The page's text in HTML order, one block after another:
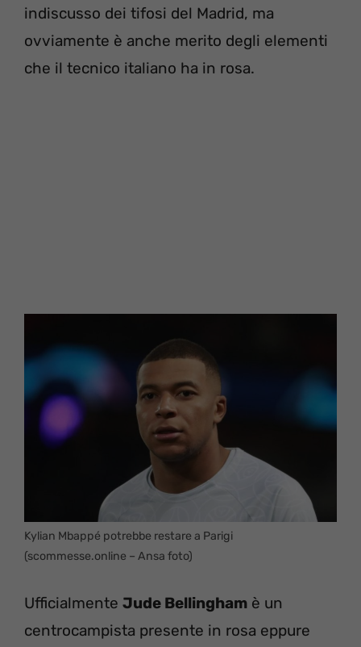
indiscusso dei tifosi del Madrid, ma
ovviamente è anche merito degli elementi
che il tecnico italiano ha in rosa.
Kylian Mbappé potrebbe restare a Parigi
(scommesse.online – Ansa foto)
Ufficialmente Jude Bellingham è un
centrocampista presente in rosa eppure